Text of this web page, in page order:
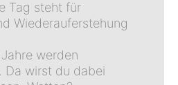
Tag steht für
Wiederauferstehung
werden
Da wirst du dabei